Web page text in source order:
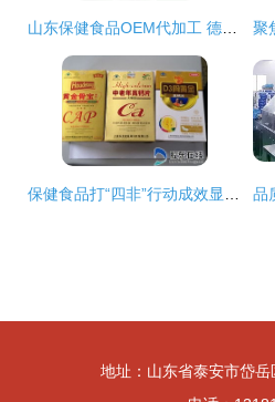
地址：山东省泰安市岱